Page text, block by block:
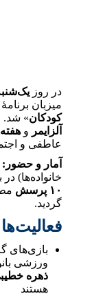
در روز یک‌شنبه ۲۰ مهر
میزبان
کودکان» شد.
آلزایمر و
عاطفی و
آمار و حضور:
خانواده‌ها)
۱۰ پرسش
گردید.
بازی‌های
ورزشی
ذهره
هستند